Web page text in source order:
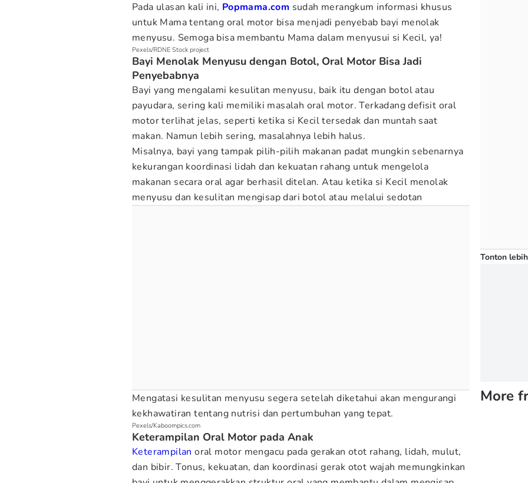
Pada ulasan kali ini, Popmama.com sudah merangkum informasi khusus
untuk Mama tentang oral motor bisa menjadi penyebab bayi menolak
menyusu. Semoga bisa membantu Mama dalam menyusui si Kecil, ya!
Pexels/RDNE Stock project
Bayi Menolak Menyusu dengan Botol, Oral Motor Bisa Jadi
Penyebabnya
Bayi yang mengalami kesulitan menyusu, baik itu dengan botol atau
payudara, sering kali memiliki masalah oral motor. Terkadang defisit oral
motor terlihat jelas, seperti ketika si Kecil tersedak dan muntah saat
makan. Namun lebih sering, masalahnya lebih halus.
Misalnya, bayi yang tampak pilih-pilih makanan padat mungkin sebenarnya
kekurangan koordinasi lidah dan kekuatan rahang untuk mengelola
makanan secara oral agar berhasil ditelan. Atau ketika si Kecil menolak
menyusu dan kesulitan mengisap dari botol atau melalui sedotan
Mengatasi kesulitan menyusu segera setelah diketahui akan mengurangi
kekhawatiran tentang nutrisi dan pertumbuhan yang tepat.
Pexels/Kaboompics.com
Keterampilan Oral Motor pada Anak
Keterampilan oral motor mengacu pada gerakan otot rahang, lidah, mulut,
dan bibir. Tonus, kekuatan, dan koordinasi gerak otot wajah memungkinkan
Tonton
More